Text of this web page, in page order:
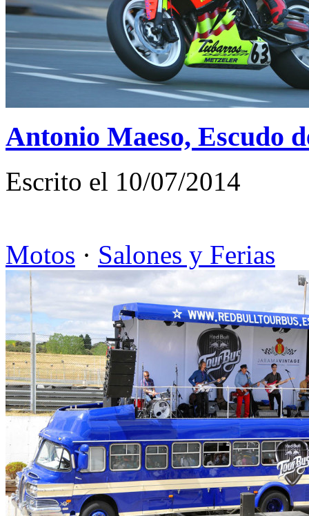
Antonio Maeso, Escudo
Escrito el 10/07/2014
Motos · Salones y Ferias